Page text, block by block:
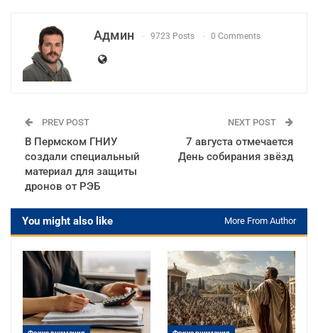
Админ 9723 Posts 0 Comments
PREV POST
В Пермском ГНИУ
создали специальный
материал для защиты
дронов от РЭБ
NEXT POST
7 августа отмечается
День собирания звёзд
You might also like More From Author